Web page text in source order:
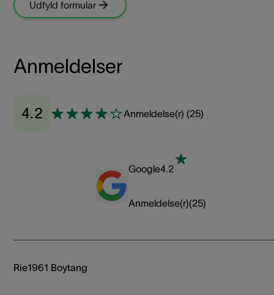
Udfyld formular
Anmeldelser
4.2 Anmeldelse(r) (25)
Google4.2
Anmeldelse(r)(25)
Rie1961 Boytang